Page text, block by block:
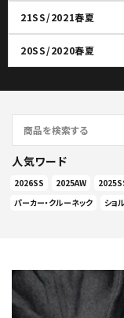
21SS/2021春夏
20SS/2020春夏
人気ワード
2026SS 2025AW
パーカー・クルーネック
ショ